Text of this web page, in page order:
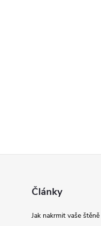
Články
Jak nakrmit vaše štěně